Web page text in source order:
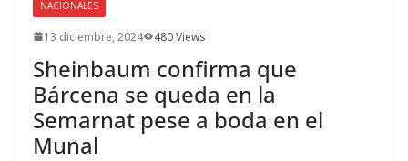
NACIONALES
13 diciembre, 2024 480 Views
Sheinbaum confirma que
Bárcena se queda en la
Semarnat pese a boda en el
Munal